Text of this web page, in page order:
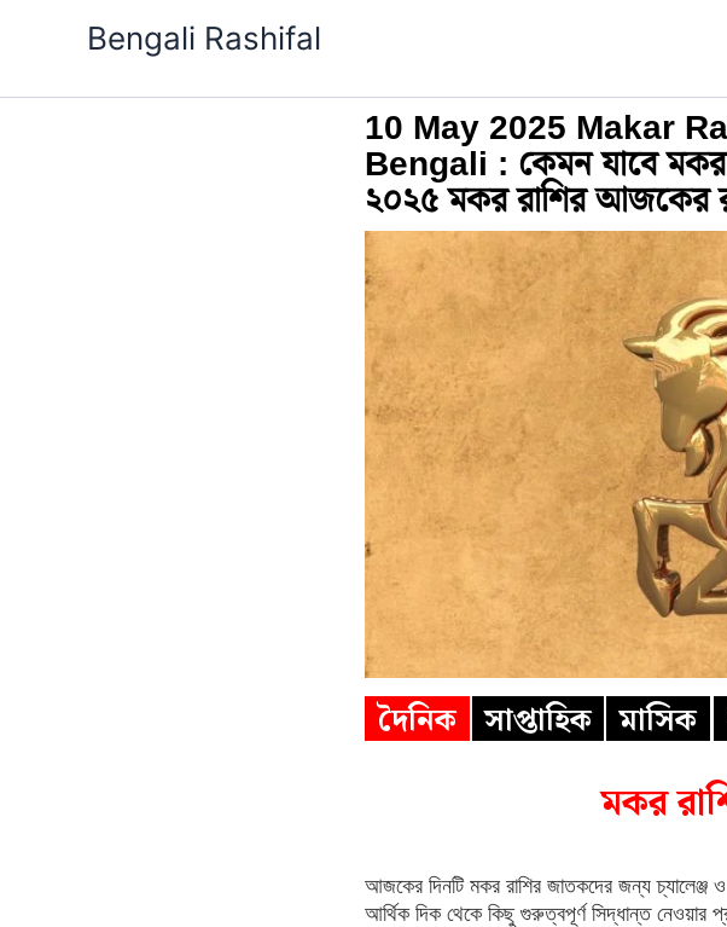
Bengali Rashifal
10 May 2025 Makar
Bengali : কেমন যাবে
২০২৫ মকর রাশির আজকের
দৈনিক সাপ্তাহিক মাসিক
মকর
আজকের দিনটি মকর রাশির জাতকদের জন্য
আর্থিক দিক থেকে কিছু গুরুত্বপূর্ণ সিদ্ধান্ত নেওয়ার